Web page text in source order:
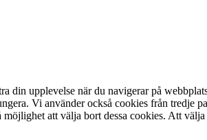
din upplevelse när du navigerar på
Vi använder också cookies från tredje
att välja bort dessa cookies. Att